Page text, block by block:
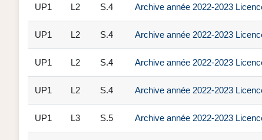
UP1 L2 S.4 Archive année 2022-2023
UP1 L2 S.4 Archive année 2022-2023
UP1 L2 S.4 Archive année 2022-2023
UP1 L2 S.4 Archive année 2022-2023
UP1 L3 S.5 Archive année 2022-2023